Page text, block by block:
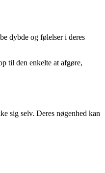
dybde og følelser i deres
til den enkelte at afgøre,
sig selv. Deres nøgenhed kan